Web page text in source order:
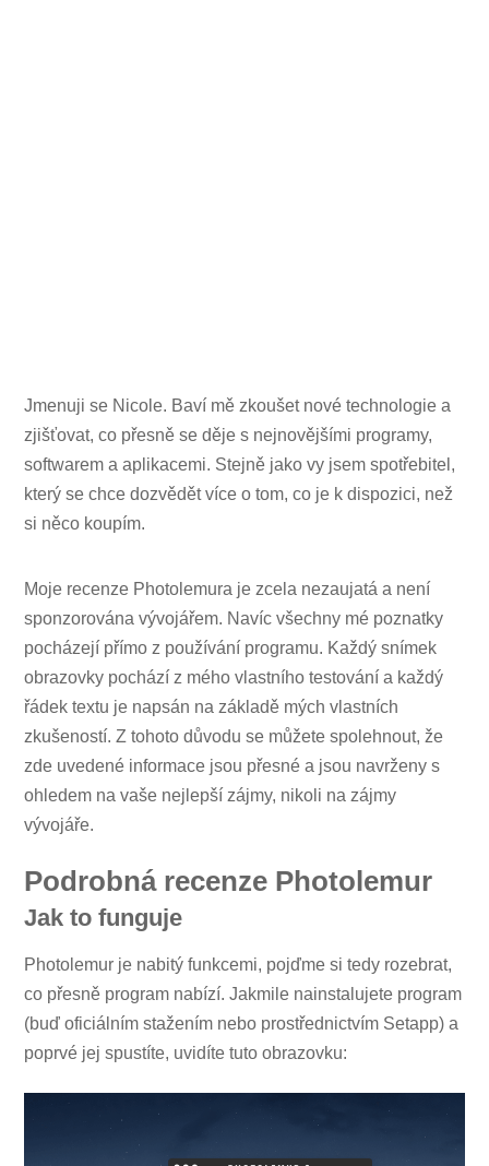
Jmenuji se Nicole. Baví mě zkoušet nové technologie a
zjišťovat, co přesně se děje s nejnovějšími programy,
softwarem a aplikacemi. Stejně jako vy jsem spotřebitel,
který se chce dozvědět více o tom, co je k dispozici, než
si něco koupím.
Moje recenze Photolemura je zcela nezaujatá a není
sponzorována vývojářem. Navíc všechny mé poznatky
pocházejí přímo z používání programu. Každý snímek
obrazovky pochází z mého vlastního testování a každý
řádek textu je napsán na základě mých vlastních
zkušeností. Z tohoto důvodu se můžete spolehnout, že
zde uvedené informace jsou přesné a jsou navrženy s
ohledem na vaše nejlepší zájmy, nikoli na zájmy
vývojáře.
Podrobná recenze Photolemur
Jak to funguje
Photolemur je nabitý funkcemi, pojďme si tedy rozebrat,
co přesně program nabízí. Jakmile nainstalujete program
(buď oficiálním stažením nebo prostřednictvím Setapp) a
poprvé jej spustíte, uvidíte tuto obrazovku: